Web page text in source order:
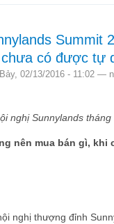
Summit
có được tự
02/13/2016 - 11:02 —
nghị Sunnylands
nên mua bán gì,
nghị thượng đỉnh